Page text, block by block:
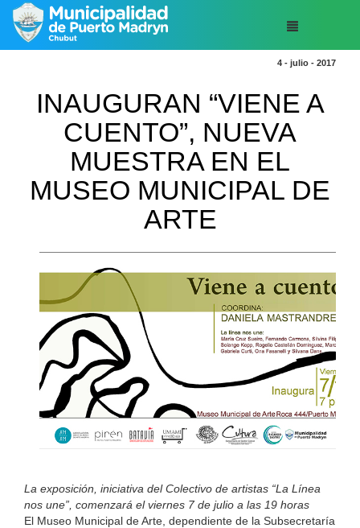
4 - julio - 2017
INAUGURAN “VIENE A
CUENTO”, NUEVA
MUESTRA EN EL
MUSEO MUNICIPAL DE
ARTE
La exposición, iniciativa del Colectivo de artistas “La Línea
nos une”, comenzará el viernes 7 de julio a las 19 horas
El Museo Municipal de Arte, dependiente de la Subsecretaría